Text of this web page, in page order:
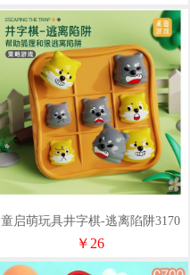
童启萌玩具井字棋-逃离陷阱3170
￥26